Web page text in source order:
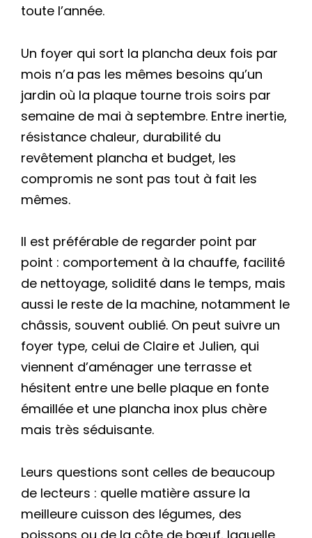
toute l’année.
Un foyer qui sort la plancha deux fois par
mois n’a pas les mêmes besoins qu’un
jardin où la plaque tourne trois soirs par
semaine de mai à septembre. Entre inertie,
résistance chaleur, durabilité du
revêtement plancha et budget, les
compromis ne sont pas tout à fait les
mêmes.
Il est préférable de regarder point par
point : comportement à la chauffe, facilité
de nettoyage, solidité dans le temps, mais
aussi le reste de la machine, notamment le
châssis, souvent oublié. On peut suivre un
foyer type, celui de Claire et Julien, qui
viennent d’aménager une terrasse et
hésitent entre une belle plaque en fonte
émaillée et une plancha inox plus chère
mais très séduisante.
Leurs questions sont celles de beaucoup
de lecteurs : quelle matière assure la
meilleure cuisson des légumes, des